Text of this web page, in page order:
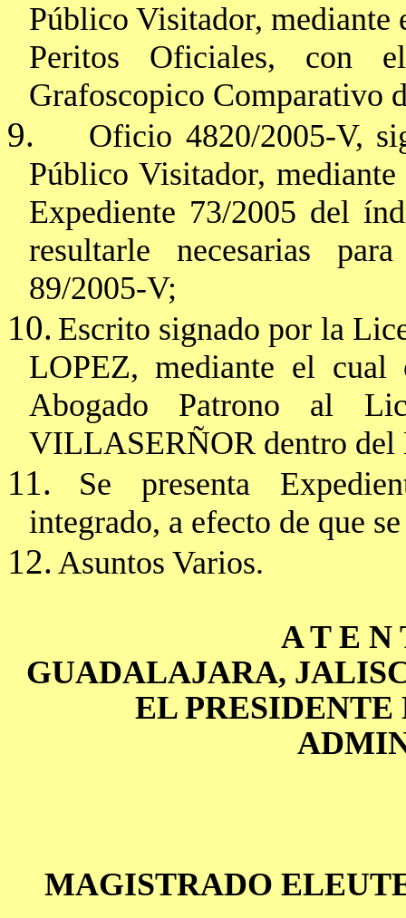
Público Visitador, mediante
Peritos Oficiales, con
Grafoscopico Comparativo
9.
Oficio 4820/2005-V,
Público Visitador,
Expediente 73/2005 del
resultarle necesarias
89/2005-V;
10. Escrito signado por la
LOPEZ, mediante el cual
Abogado Patrono al
VILLASERÑORdentro del
11.
Se presenta
integrado, a efecto de que
12. Asuntos Varios.
A T E N
GUADALAJARA,
EL
MAGISTRADO